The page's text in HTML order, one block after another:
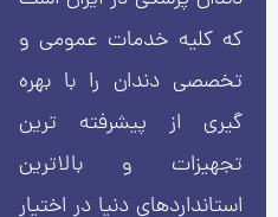
که کلیه خدمات عمومی و
تخصصی دندان را با بهره
گیری از پیشرفته ترین
تجهیزات و بالاترین
استانداردهای دنیا در اختیار